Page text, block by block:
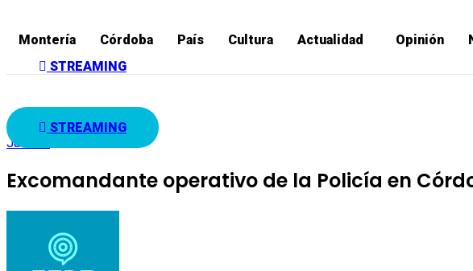
Montería Córdoba País Cultura Actualidad Opinión
STREAMING
STREAMING
Judicial
Excomandante operativo de la Policía en